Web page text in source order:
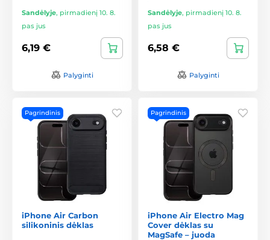
Sandėlyje, pirmadienį 10. 8.
pas jus
6,19 €
Palyginti
Sandėlyje, pirmadienį 10. 8.
pas jus
6,58 €
Palyginti
Pagrindinis
iPhone Air Carbon
silikoninis dėklas
Pagrindinis
iPhone Air Electro Mag
Cover dėklas su
MagSafe – juoda